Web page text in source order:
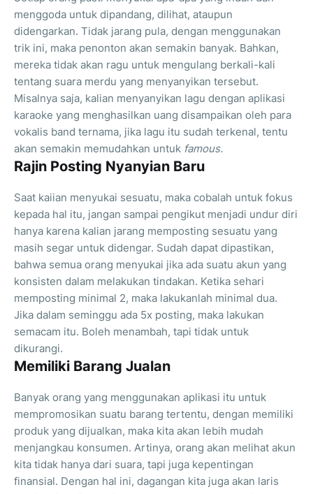
menggoda untuk dipandang, dilihat, ataupun
didengarkan. Tidak jarang pula, dengan menggunakan
trik ini, maka penonton akan semakin banyak. Bahkan,
mereka tidak akan ragu untuk mengulang berkali-kali
tentang suara merdu yang menyanyikan tersebut.
Misalnya saja, kalian menyanyikan lagu dengan aplikasi
karaoke yang menghasilkan uang disampaikan oleh para
vokalis band ternama, jika lagu itu sudah terkenal, tentu
akan semakin memudahkan untuk famous.
Rajin Posting Nyanyian Baru
Saat kaiian menyukai sesuatu, maka cobalah untuk fokus
kepada hal itu, jangan sampai pengikut menjadi undur diri
hanya karena kalian jarang memposting sesuatu yang
masih segar untuk didengar. Sudah dapat dipastikan,
bahwa semua orang menyukai jika ada suatu akun yang
konsisten dalam melakukan tindakan. Ketika sehari
memposting minimal 2, maka lakukanlah minimal dua.
Jika dalam seminggu ada 5x posting, maka lakukan
semacam itu. Boleh menambah, tapi tidak untuk
dikurangi.
Memiliki Barang Jualan
Banyak orang yang menggunakan aplikasi itu untuk
mempromosikan suatu barang tertentu, dengan memiliki
produk yang dijualkan, maka kita akan lebih mudah
menjangkau konsumen. Artinya, orang akan melihat akun
kita tidak hanya dari suara, tapi juga kepentingan
finansial. Dengan hal ini, dagangan kita juga akan laris